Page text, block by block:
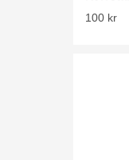
100 kr